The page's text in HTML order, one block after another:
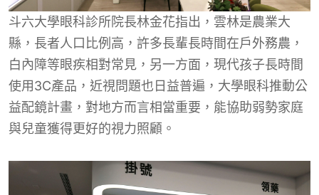
斗六大學眼科診所院長林金花指出，雲林是農業大
縣，長者人口比例高，許多長輩長時間在戶外務農，
白內障等眼疾相對常見，另一方面，現代孩子長時間
使用3C產品，近視問題也日益普遍，大學眼科推動公
益配鏡計畫，對地方而言相當重要，能協助弱勢家庭
與兒童獲得更好的視力照顧。